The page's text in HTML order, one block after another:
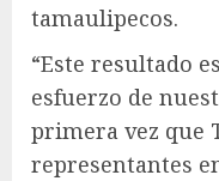
tamaulipecos.
“Este resultado
esfuerzo de
primera vez que
representantes